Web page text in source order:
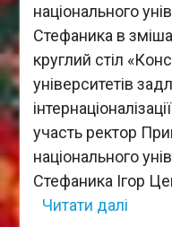
національного
Стефаника в
круглий стіл
університетів
участь ректор
національного
Стефаника Ігор
Читати далі